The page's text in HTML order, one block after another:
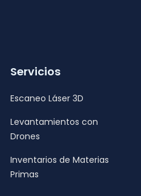
Servicios
Escaneo Láser 3D
Levantamientos con
Drones
Inventarios de Materias
Primas